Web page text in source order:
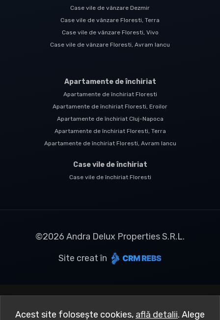
Case vile de vânzare Dezmir
Case vile de vânzare Floresti, Terra
Case vile de vânzare Floresti, Vivo
Case vile de vânzare Floresti, Avram Iancu
Apartamente de închiriat
Apartamente de închiriat Floresti
Apartamente de închiriat Floresti, Eroilor
Apartamente de închiriat Cluj-Napoca
Apartamente de închiriat Floresti, Terra
Apartamente de închiriat Floresti, Avram Iancu
Case vile de închiriat
Case vile de închiriat Floresti
©2026 Andra Delux Properties S.R.L.
Site creat în
Acest site folosește cookies, află detalii. Alege